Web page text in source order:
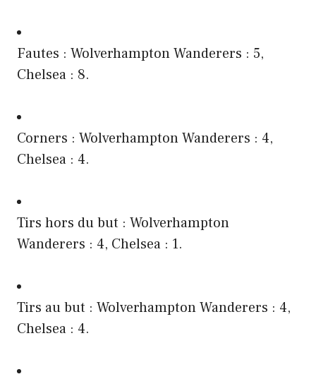
Fautes : Wolverhampton Wanderers : 5,
Chelsea : 8.
Corners : Wolverhampton Wanderers : 4,
Chelsea : 4.
Tirs hors du but : Wolverhampton
Wanderers : 4, Chelsea : 1.
Tirs au but : Wolverhampton Wanderers : 4,
Chelsea : 4.